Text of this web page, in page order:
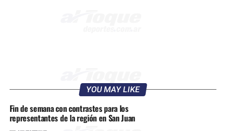
YOU MAY LIKE
Fin de semana con contrastes para los
representantes de la región en San Juan